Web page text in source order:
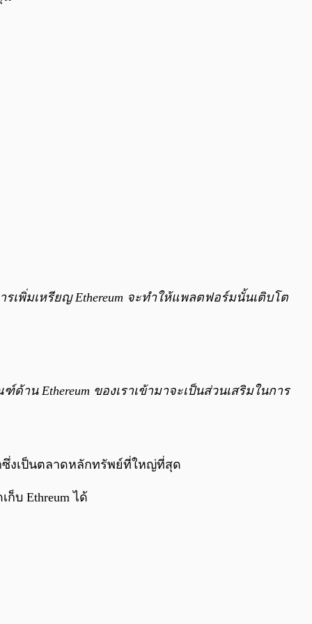
พิ่มเหรียญ Ethereum จะทำให้แพลตฟอร์มนั้นเติบโต
าน Ethereum ของเราเข้ามาจะเป็นส่วนเสริมในการ
กซึ่งเป็นตลาดหลักทรัพย์ที่ใหญ่ที่สุด
บ Ethreum ได้